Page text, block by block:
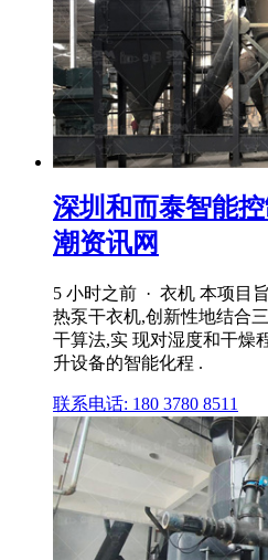
深圳和而泰智能
潮资讯网
5 小时之前 · 衣机 本项目
热泵干衣机,创新性地结合
干算法,实 现对湿度和干燥
升设备的智能化程 .
联系电话: 180 3780 8511